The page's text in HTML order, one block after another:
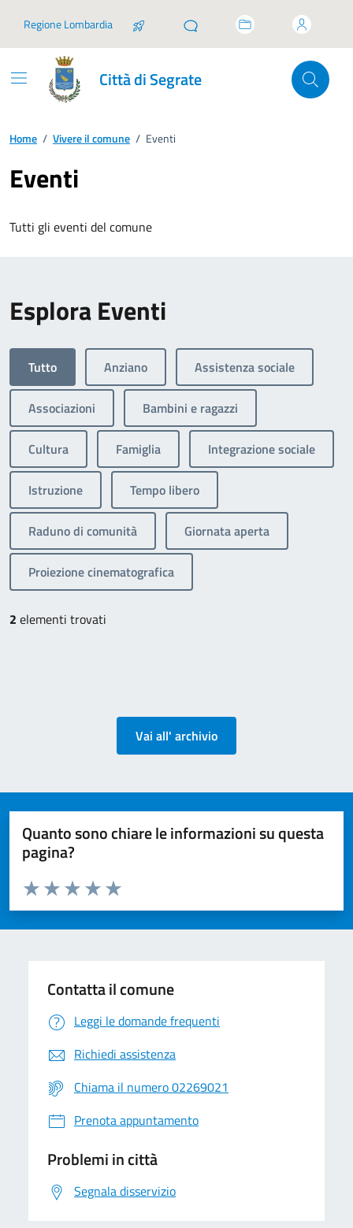
Regione Lombardia
Città di Segrate
Home / Vivere il comune / Eventi
Eventi
Tutti gli eventi del comune
Esplora Eventi
Tutto Anziano Assistenza sociale
Associazioni Bambini e ragazzi
Cultura Famiglia Integrazione sociale
Istruzione Tempo libero
Raduno di comunità Giornata aperta
Proiezione cinematografica
2 elementi trovati
Vai all' archivio
Quanto sono chiare le informazioni su questa
pagina?
Valuta da 1 a 5 stelle la pagina
Valuta 5 stelle su 5
Valuta 4 stelle su 5
Valuta 3 stelle su 5
Valuta 2 stelle su 5
Valuta 1 stelle su 5
Contatta il comune
Leggi le domande frequenti
Richiedi assistenza
Chiama il numero 02269021
Prenota appuntamento
Problemi in città
Segnala disservizio